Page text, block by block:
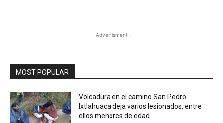
- Advertisment -
MOST POPULAR
Volcadura en el camino San Pedro
Ixtlahuaca deja varios lesionados, entre
ellos menores de edad